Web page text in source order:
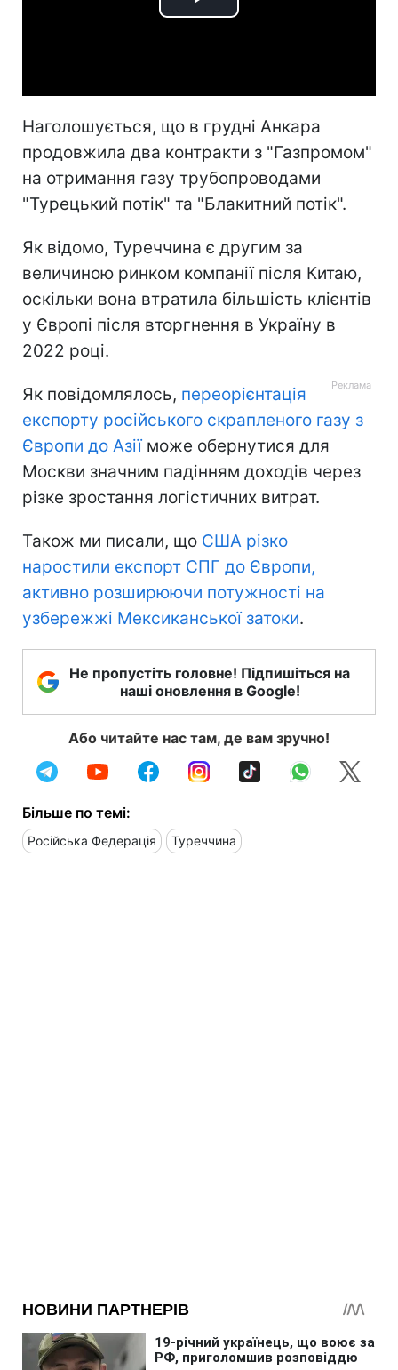
Play
Наголошується, що в грудні Анкара
продовжила два контракти з "Газпромом"
на отримання газу трубопроводами
"Турецький потік" та "Блакитний потік".
Як відомо, Туреччина є другим за
величиною ринком компанії після Китаю,
оскільки вона втратила більшість клієнтів
у Європі після вторгнення в Україну в
2022 році.
Як повідомлялось, переорієнтація
експорту російського скрапленого газу з
Європи до Азіїможе обернутися для
Москви значним падінням доходів через
різке зростання логістичних витрат.
Також ми писали, що США різко
наростили експорт СПГ до Європи,
активно розширюючи потужності на
узбережжі Мексиканської затоки.
Не пропустіть головне! Підпишіться на
наші оновлення в Google!
Або читайте нас там, де вам зручно!
Більше по темі:
Російська Федерація Туреччина